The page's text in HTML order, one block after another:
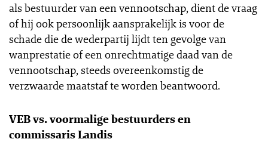
als bestuurder van een vennootschap, dient de vraag
of hij ook persoonlijk aansprakelijk is voor de
schade die de wederpartij lijdt ten gevolge van
wanprestatie of een onrechtmatige daad van de
vennootschap, steeds overeenkomstig de
verzwaarde maatstaf te worden beantwoord.
VEB vs. voormalige bestuurders en
commissaris Landis